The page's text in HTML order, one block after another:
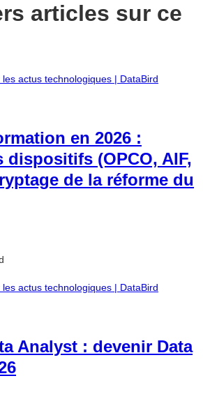
articles sur ce
actus technologiques | DataBird
en 2026 :
dispositifs (OPCO, AIF,
de la réforme du
actus technologiques | DataBird
Analyst : devenir Data